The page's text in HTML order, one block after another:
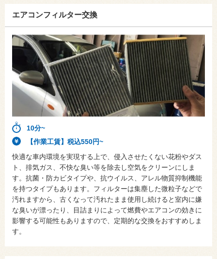
エアコンフィルター交換
10分~
【作業工賃】税込550円~
快適な車内環境を実現する上で、侵入させたくない花粉やダス
ト、排気ガス、不快な臭い等を除去し空気をクリーンにしま
す。抗菌・防カビタイプや、抗ウイルス、アレル物質抑制機能
を持つタイプもあります。フィルターは集塵した微粒子などで
汚れますから、古くなって汚れたまま使用し続けると室内に嫌
な臭いが漂ったり、目詰まりによって燃費やエアコンの効きに
影響する可能性もありますので、定期的な交換をおすすめしま
す。